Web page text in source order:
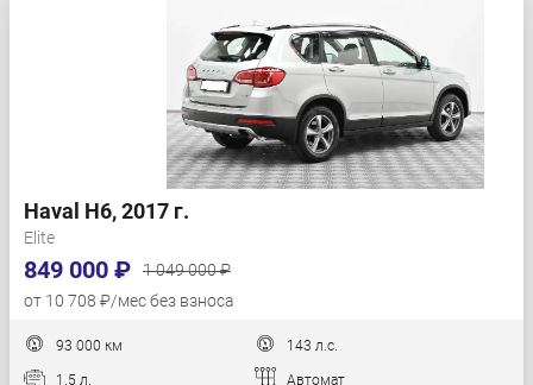
Haval H6, 2017 г.
Elite
849 000 ₽
1 049 000 ₽
от 10 708 ₽/мес без взноса
93 000 км 143 л.с.
1.5 л. Автомат